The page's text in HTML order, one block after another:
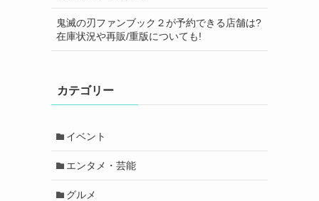
鬼滅の刃ファンブック２が予約できる店舗は?
在庫状況や再販/重版についても!
カテゴリー
イベント
エンタメ・芸能
グルメ